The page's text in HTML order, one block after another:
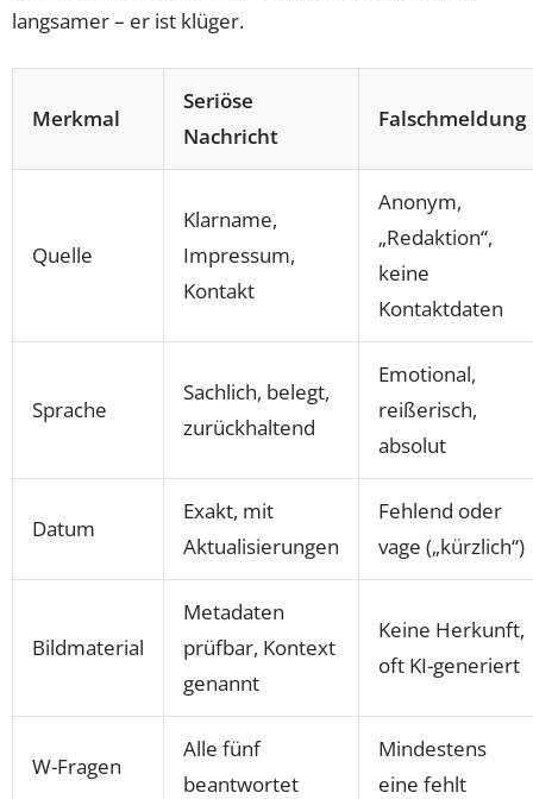
langsamer – er ist klüger.
Merkmal
Seriöse
Nachricht
Falschmeldung
Quelle
Klarname,
Impressum,
Kontakt
Anonym,
„Redaktion“,
keine
Kontaktdaten
Sprache
Sachlich, belegt,
zurückhaltend
Emotional,
reißerisch,
absolut
Datum
Exakt, mit
Aktualisierungen
Fehlend oder
vage („kürzlich“)
Bildmaterial
Metadaten
prüfbar, Kontext
genannt
Keine Herkunft,
oft KI-generiert
W-Fragen
Alle fünf
beantwortet
Mindestens
eine fehlt